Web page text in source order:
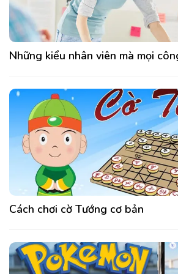
Những kiểu nhân viên mà mọi
Cách chơi cờ Tướng cơ bản